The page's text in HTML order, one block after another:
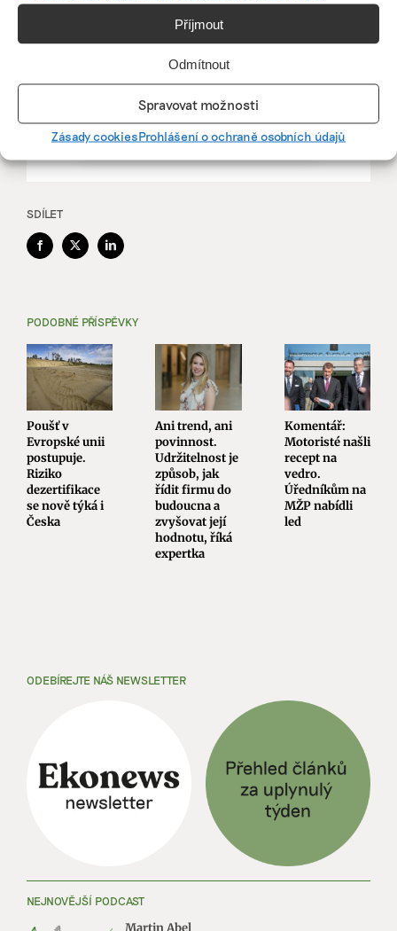
Příjmout
Odmítnout
Spravovat možnosti
Zásady cookiesProhlášení o ochraně osobních údajů
SDÍLET
Facebook
X LinkedIn
PODOBNÉ PŘÍSPĚVKY
Poušť v
Evropské unii
postupuje.
Riziko
dezertifikace
se nově týká i
Česka
Ani trend, ani
povinnost.
Udržitelnost je
způsob, jak
řídit firmu do
budoucna a
zvyšovat její
hodnotu, říká
expertka
Komentář:
Motoristé našli
recept na
vedro.
Úředníkům na
MŽP nabídli
led
ODEBÍREJTE NÁŠ NEWSLETTER
NEJNOVĚJŠÍ PODCAST
Martin Abel